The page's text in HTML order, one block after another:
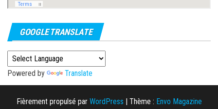
GOOGLE TRANSLATE
Powered by Translate
Fièrement propulsé par WordPress | Thème : Envo Magazine